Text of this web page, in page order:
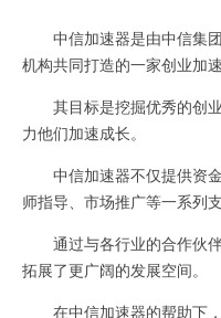
中信加速器是由中信集团
机构共同打造的一家创业加速
其目标是挖掘优秀的创业
力他们加速成长。
中信加速器不仅提供资金
师指导、市场推广等一系列支
通过与各行业的合作伙伴
拓展了更广阔的发展空间。
在中信加速器的帮助下，